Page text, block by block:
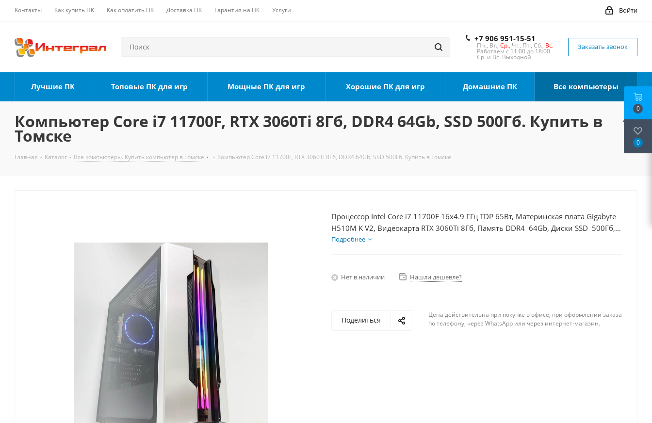
Контакты Как купить ПК Как оплатить ПК Доставка ПК Гарантия на ПК Услуги Войти
+7 906 951-15-51
Пн., Вт., Ср., Чт., Пт., Сб., Вс.
Работаем с 11:00 до 18:00
Ср. и Вс. Выходной
Заказать звонок
Лучшие ПК Топовые ПК для игр Мощные ПК для игр Хорошие ПК для игр Домашние ПК Все компьютеры
Компьютер Core i7 11700F, RTX 3060Ti 8Гб, DDR4 64Gb, SSD 500Гб. Купить в
Томске
Главная - Каталог - Все компьютеры. Купить компьютер в Томске - Компьютер Core i7 11700F, RTX 3060Ti 8Гб, DDR4 64Gb, SSD 500Гб. Купить в Томске
Процессор Intel Core i7 11700F 16x4.9 ГГц TDP 65Вт, Материнская плата Gigabyte
H510M K V2, Видеокарта RTX 3060Ti 8Гб, Память DDR4 64Gb, Диски SSD 500Гб,
БП 600Вт
Подробнее
Нет в наличии Нашли дешевле?
Поделиться
Цена действительна при покупке в офисе, при оформлении заказа
по телефону, через WhatsApp или через интернет-магазин.
0
0